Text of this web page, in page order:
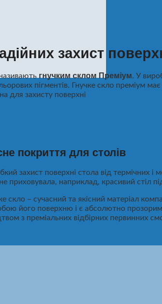
захист
гнучким склом Преміум. У
пігментів. Гнучке скло преміум
для захисту поверхні
покриття для столів
захист поверхні стола від термічних і
приховувала, наприклад, красивий стіл
скло – сучасний та якісний матеріал
його поверхню і є абсолютно
з преміальних відбірних первинних